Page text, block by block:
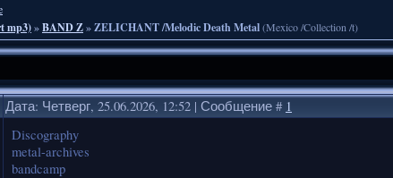
mp3)»BAND Z»ZELICHANT /Melodic Death Metal(Mexico /Collection /t)
Дата: Четверг, 25.06.2026, 12:52 | Сообщение # 1
Discography
metal-archives
bandcamp